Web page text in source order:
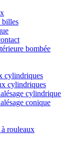
billes
bombée
cylindriques
cylindriques
cylindrique
conique
rouleaux